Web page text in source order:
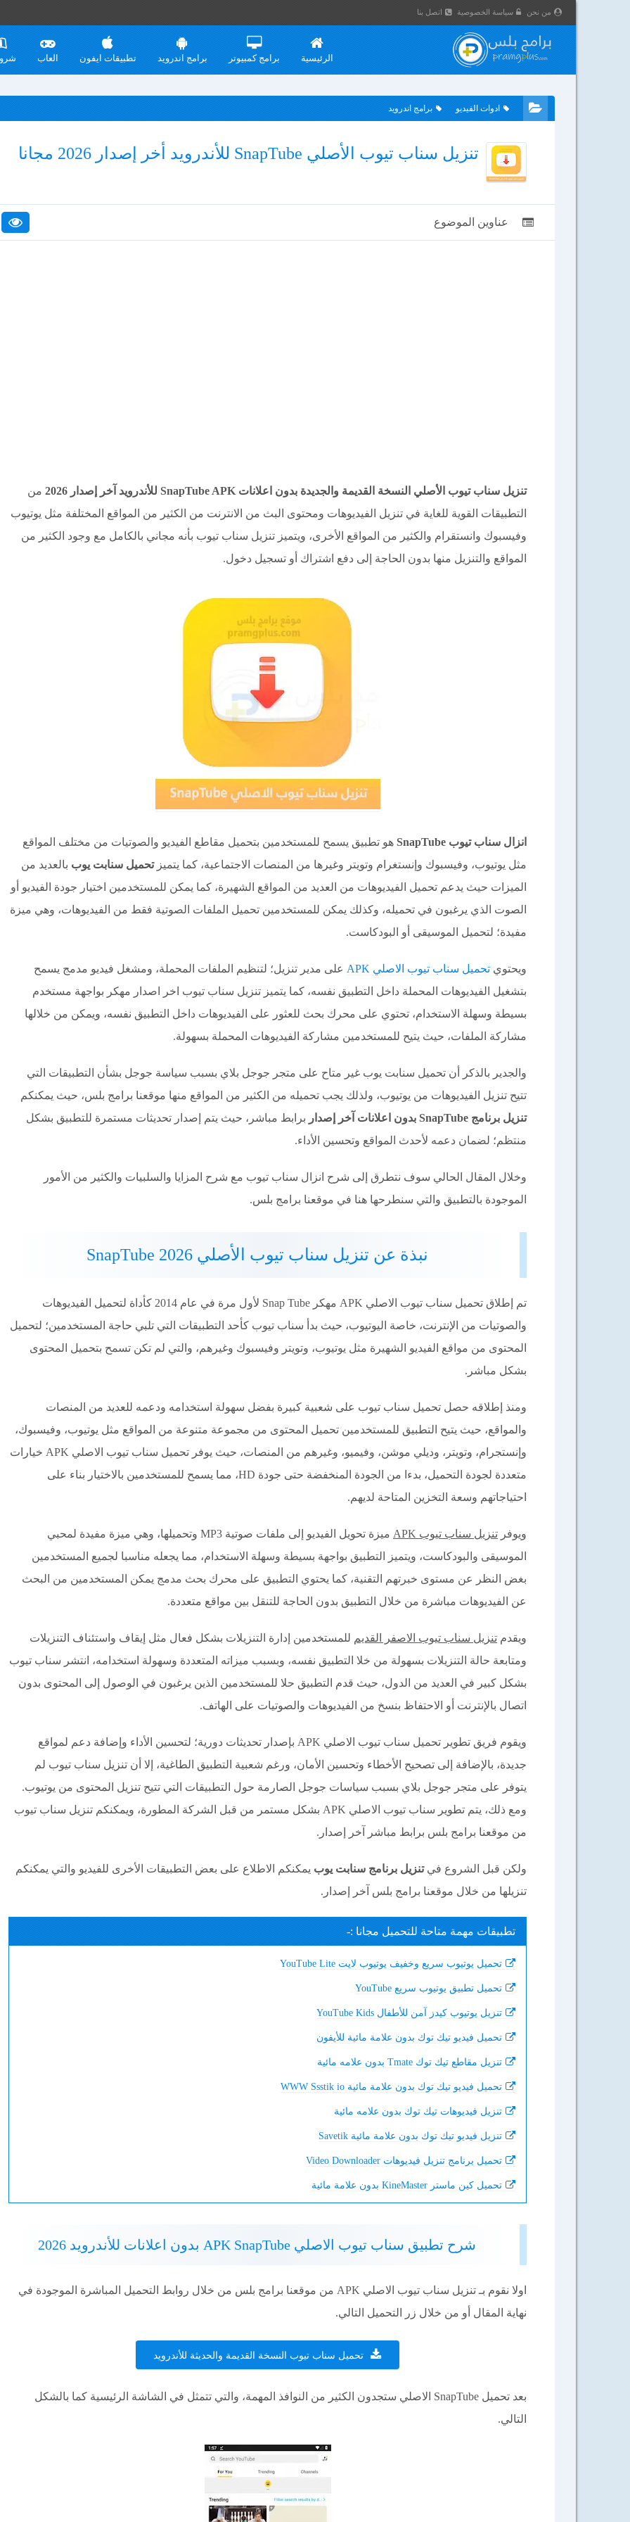
من نحن سياسة الخصوصية اتصل بنا
الرئيسية برامج كمبيوتر برامج اندرويد تطبيقات ايفون العاب
ادوات الفيديو برامج اندرويد
تنزيل سناب تيوب الأصلي SnapTube للأندرويد أخر إصدار 2026 مجانا
عناوين الموضوع
تنزيل سناب تيوب الأصلي النسخة القديمة والجديدة بدون اعلانات SnapTube APK للأندرويد آخر إصدار 2026
من
التطبيقات القوية للغاية في تنزيل الفيديوهات ومحتوى البث من الانترنت من الكثير من المواقع المختلفة مثل يوتيوب
وفيسبوك وانستقرام والكثير من المواقع الأخرى، ويتميز تنزيل سناب تيوب بأنه مجاني بالكامل مع وجود الكثير من
المواقع والتنزيل منها بدون الحاجة إلى دفع اشتراك أو تسجيل دخول.
انزال سناب تيوب SnapTube
هو تطبيق يسمح للمستخدمين بتحميل مقاطع الفيديو والصوتيات من مختلف المواقع
مثل يوتيوب، وفيسبوك وإنستغرام وتويتر وغيرها من المنصات الاجتماعية، كما يتميزتحميل سنابت يوب بالعديد من
الميزات حيث يدعم تحميل الفيديوهات من العديد من المواقع الشهيرة، كما يمكن للمستخدمين اختيار جودة الفيديو أو
الصوت الذي يرغبون في تحميله، وكذلك يمكن للمستخدمين تحميل الملفات الصوتية فقط من الفيديوهات، وهي ميزة
مفيدة؛ لتحميل الموسيقى أو البودكاست.
ويحتوي تحميل سناب تيوب الاصلي APK
على مدير تنزيل؛ لتنظيم الملفات المحملة، ومشغل فيديو مدمج يسمح
بتشغيل الفيديوهات المحملة داخل التطبيق نفسه، كما يتميز تنزيل سناب تيوب اخر اصدار مهكر بواجهة مستخدم
بسيطة وسهلة الاستخدام، تحتوي على محرك بحث للعثور على الفيديوهات داخل التطبيق نفسه، ويمكن من خلالها
مشاركة الملفات، حيث يتيح للمستخدمين مشاركة الفيديوهات المحملة بسهولة.
والجدير بالذكر أن تحميل سنابت يوب غير متاح على متجر جوجل بلاي بسبب سياسة جوجل بشأن التطبيقات التي
تتيح تنزيل الفيديوهات من يوتيوب، ولذلك يجب تحميله من الكثير من المواقع منها موقعنا برامج بلس، حيث يمكنكم
تنزيل برنامج SnapTube بدون اعلانات آخر إصدار
برابط مباشر، حيث يتم إصدار تحديثات مستمرة للتطبيق بشكل
منتظم؛ لضمان دعمه لأحدث المواقع وتحسين الأداء.
وخلال المقال الحالي سوف نتطرق إلى شرح انزال سناب تيوب مع شرح المزايا والسلبيات والكثير من الأمور
الموجودة بالتطبيق والتي سنطرحها هنا في موقعنا برامج بلس.
نبذة عن تنزيل سناب تيوب الأصلي SnapTube 2026
تم إطلاق تحميل سناب تيوب الاصلي APK مهكر Snap Tube لأول مرة في عام 2014 كأداة لتحميل الفيديوهات
والصوتيات من الإنترنت، خاصة اليوتيوب، حيث بدأ سناب تيوب كأحد التطبيقات التي تلبي حاجة المستخدمين؛ لتحميل
المحتوى من مواقع الفيديو الشهيرة مثل يوتيوب، وتويتر وفيسبوك وغيرهم، والتي لم تكن تسمح بتحميل المحتوى
بشكل مباشر.
ومنذ إطلاقه حصل تحميل سناب تيوب على شعبية كبيرة بفضل سهولة استخدامه ودعمه للعديد من المنصات
والمواقع، حيث يتيح التطبيق للمستخدمين تحميل المحتوى من مجموعة متنوعة من المواقع مثل يوتيوب، وفيسبوك،
وإنستجرام، وتويتر، وديلي موشن، وفيميو، وغيرهم من المنصات، حيث يوفر تحميل سناب تيوب الاصلي APK خيارات
متعددة لجودة التحميل، بدءا من الجودة المنخفضة حتى جودة HD، مما يسمح للمستخدمين بالاختيار بناء على
احتياجاتهم وسعة التخزين المتاحة لديهم.
ويوفر تنزيل سناب تيوب APK
ميزة تحويل الفيديو إلى ملفات صوتية MP3 وتحميلها، وهي ميزة مفيدة لمحبي
الموسيقى والبودكاست، ويتميز التطبيق بواجهة بسيطة وسهلة الاستخدام، مما يجعله مناسبا لجميع المستخدمين
بغض النظر عن مستوى خبرتهم التقنية، كما يحتوي التطبيق على محرك بحث مدمج يمكن المستخدمين من البحث
عن الفيديوهات مباشرة من خلال التطبيق بدون الحاجة للتنقل بين مواقع متعددة.
ويقدم تنزيل سناب تيوب الاصفر القديم للمستخدمين إدارة التنزيلات بشكل فعال مثل إيقاف واستئناف التنزيلات
ومتابعة حالة التنزيلات بسهولة من خلا التطبيق نفسه، وبسبب ميزاته المتعددة وسهولة استخدامه، انتشر سناب تيوب
بشكل كبير في العديد من الدول، حيث قدم التطبيق حلا للمستخدمين الذين يرغبون في الوصول إلى المحتوى بدون
اتصال بالإنترنت أو الاحتفاظ بنسخ من الفيديوهات والصوتيات على الهاتف.
ويقوم فريق تطوير تحميل سناب تيوب الاصلي APK بإصدار تحديثات دورية؛ لتحسين الأداء وإضافة دعم لمواقع
جديدة، بالإضافة إلى تصحيح الأخطاء وتحسين الأمان، ورغم شعبية التطبيق الطاغية، إلا أن تنزيل سناب تيوب لم
يتوفر على متجر جوجل بلاي بسبب سياسات جوجل الصارمة حول التطبيقات التي تتيح تنزيل المحتوى من يوتيوب.
ومع ذلك، يتم تطوير سناب تيوب الاصلي APK بشكل مستمر من قبل الشركة المطورة، ويمكنكم تنزيل سناب تيوب
من موقعنا برامج بلس برابط مباشر آخر إصدار.
ولكن قبل الشروع فيتنزيل برنامج سنابت يوب يمكنكم الاطلاع على بعض التطبيقات الأخرى للفيديو والتي يمكنكم
تنزيلها من خلال موقعنا برامج بلس آخر إصدار.
تطبيقات مهمة متاحة للتحميل مجانا :-
تحميل يوتيوب سريع وخفيف يوتيوب لايت YouTube Lite
تحميل تطبيق يوتيوب سريع YouTube
تنزيل يوتيوب كيدز آمن للأطفال YouTube Kids
تحميل فيديو تيك توك بدون علامة مائية للأيفون
تنزيل مقاطع تيك توك Tmate بدون علامه مائية
تحميل فيديو تيك توك بدون علامة مائية WWW Ssstik io
تنزيل فيديوهات تيك توك بدون علامه مائية
تنزيل فيديو تيك توك بدون علامة مائية Savetik
تحميل برنامج تنزيل فيديوهات Video Downloader
تحميل كين ماستر KineMaster بدون علامة مائية
شرح تطبيق سناب تيوب الاصلي APK SnapTube بدون اعلانات للأندرويد 2026
اولا نقوم بـ تنزيل سناب تيوب الاصلي APK من موقعنا برامج بلس من خلال روابط التحميل المباشرة الموجودة في
نهاية المقال أو من خلال زر التحميل التالي.
تحميل سناب تيوب النسخة القديمة والحديثة للأندرويد
بعد تحميل SnapTube الاصلي ستجدون الكثير من النوافذ المهمة، والتي تتمثل في الشاشة الرئيسية كما بالشكل
التالي.